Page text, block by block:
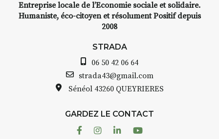
Entreprise locale de l’Economie sociale et solidaire.
Humaniste, éco-citoyen et résolument Positif depuis
2008
STRADA
06 50 42 06 64
strada43@gmail.com
Sénéol 43260 QUEYRIERES
GARDEZ LE CONTACT
FacebookInstagram
LinkedinYoutube